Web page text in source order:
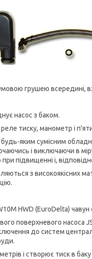
грушею всередині,
насос з баком.
тиску, манометр і
будь-яким сумісним
і виключаючи в
підвищенні і,
з високоякісних
HWD (EuroDelta)
поверхневого
до систем
і створює тиск в